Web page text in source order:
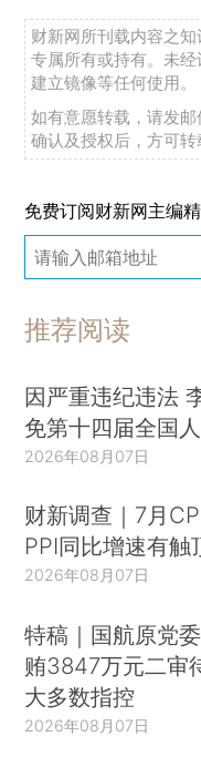
财新网所刊载内容之
专属所有或持有。未
建立镜像等任何使用。
如有意愿转载，请发邮
确认及授权后，方可转
免费订阅财新网主编
推荐阅读
因严重违纪违法
免第十四届全国
2026年08月07日
财新调查｜7月
PPI同比增速有触
2026年08月07日
特稿｜国航原党
贿3847万元二审
大多数指控
2026年08月07日